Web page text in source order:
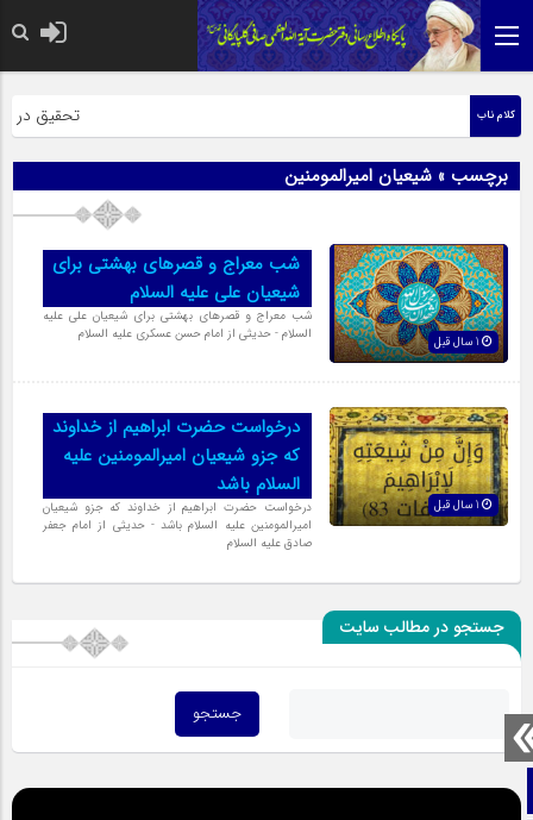
صفحه نخست
کلام ناب تحقیق در
برچسب » شیعیان امیرالمومنین
شب معراج و قصرهای بهشتی برای
شیعیان علی علیه السلام
شب معراج و قصرهای بهشتی برای شیعیان علی علیه
السلام - حدیثی از امام حسن عسکری علیه السلام
درخواست حضرت ابراهیم از خداوند
که جزو شیعیان امیرالمومنین علیه
السلام باشد
درخواست حضرت ابراهیم از خداوند که جزو شیعیان
امیرالمومنین علیه السلام باشد - حدیثی از امام جعفر
صادق علیه السلام
جستجو در مطالب سایت